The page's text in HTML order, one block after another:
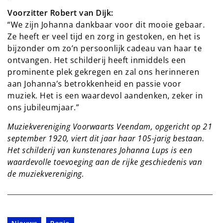
Voorzitter Robert van Dijk:
“We zijn Johanna dankbaar voor dit mooie gebaar.
Ze heeft er veel tijd en zorg in gestoken, en het is
bijzonder om zo’n persoonlijk cadeau van haar te
ontvangen. Het schilderij heeft inmiddels een
prominente plek gekregen en zal ons herinneren
aan Johanna’s betrokkenheid en passie voor
muziek. Het is een waardevol aandenken, zeker in
ons jubileumjaar.”
Muziekvereniging Voorwaarts Veendam, opgericht op 21
september 1920, viert dit jaar haar 105-jarig bestaan.
Het schilderij van kunstenares Johanna Lups is een
waardevolle toevoeging aan de rijke geschiedenis van
de muziekvereniging.